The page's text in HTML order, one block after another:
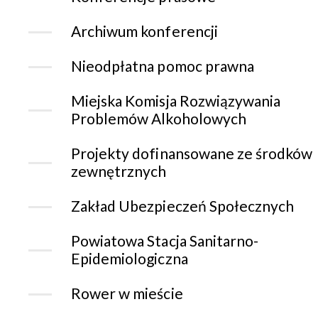
Archiwum konferencji
Nieodpłatna pomoc prawna
Miejska Komisja Rozwiązywania
Problemów Alkoholowych
Projekty dofinansowane ze środków
zewnętrznych
Zakład Ubezpieczeń Społecznych
Powiatowa Stacja Sanitarno-
Epidemiologiczna
Rower w mieście